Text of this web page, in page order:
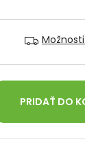
PRIDAŤ DO